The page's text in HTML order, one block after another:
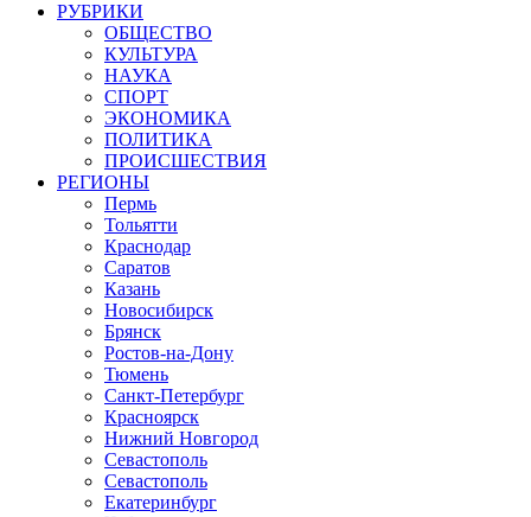
РУБРИКИ
ОБЩЕСТВО
КУЛЬТУРА
НАУКА
СПОРТ
ЭКОНОМИКА
ПОЛИТИКА
ПРОИСШЕСТВИЯ
РЕГИОНЫ
Пермь
Тольятти
Краснодар
Саратов
Казань
Новосибирск
Брянск
Ростов-на-Дону
Тюмень
Санкт-Петербург
Красноярск
Нижний Новгород
Севастополь
Севастополь
Екатеринбург